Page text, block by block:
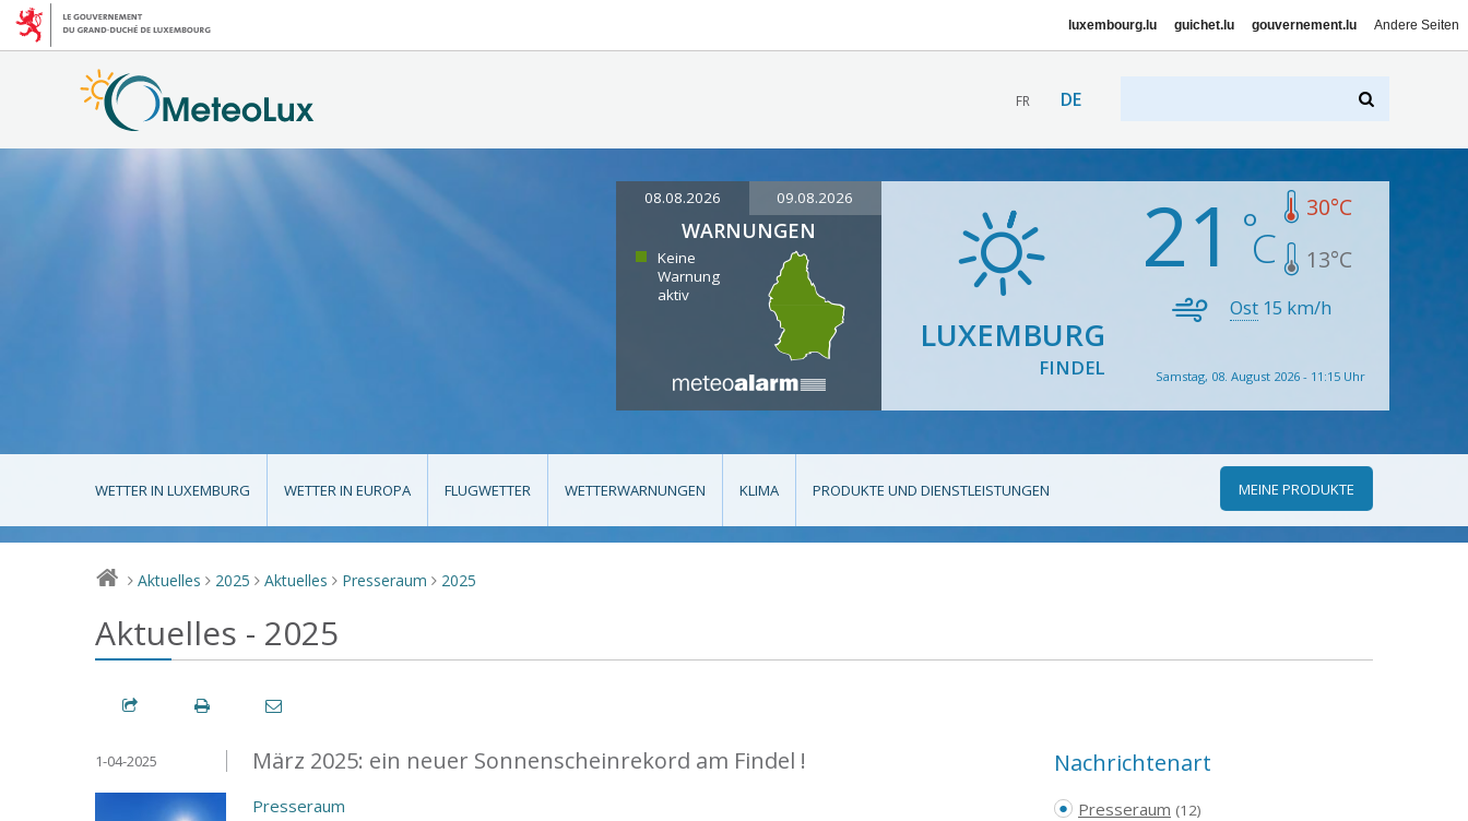
luxembourg.lu guichet.lu gouvernement.lu Andere Seiten
FR DE
08.08.2026 09.08.2026
WARNUNGEN
Keine
Warnung
aktiv
LUXEMBURG
FINDEL
21 30°C
13°C
Ost 15 km/h
Samstag, 08. August 2026 - 11:15 Uhr
WETTER IN LUXEMBURG WETTER IN EUROPA FLUGWETTER WETTERWARNUNGEN KLIMA PRODUKTE UND DIENSTLEISTUNGEN MEINE PRODUKTE
> Aktuelles > 2025 > Aktuelles > Presseraum > 2025
Aktuelles - 2025
März 2025: ein neuer Sonnenscheinrekord am Findel !
1-04-2025
Presseraum
Nachrichtenart
Presseraum (12)